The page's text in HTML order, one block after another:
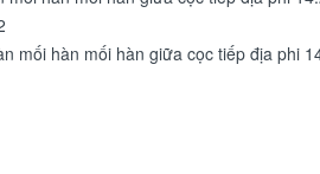
mối hàn mối hàn giữa cọc tiếp địa phi